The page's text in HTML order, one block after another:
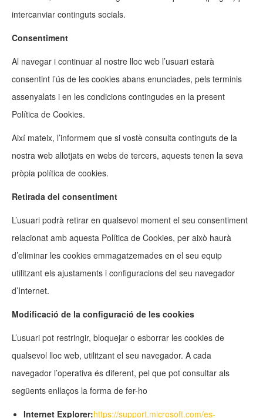
intercanviar continguts socials.
Consentiment
Al navegar i continuar al nostre lloc web l’usuari estarà
consentint l’ús de les cookies abans enunciades, pels terminis
assenyalats i en les condicions contingudes en la present
Política de Cookies.
Així mateix, l’informem que si vostè consulta continguts de la
nostra web allotjats en webs de tercers, aquests tenen la seva
pròpia política de cookies.
Retirada del consentiment
L’usuari podrà retirar en qualsevol moment el seu consentiment
relacionat amb aquesta Política de Cookies, per això haurà
d’eliminar les cookies emmagatzemades en el seu equip
utilitzant els ajustaments i configuracions del seu navegador
d’Internet.
Modificació de la configuració de les cookies
L’usuari pot restringir, bloquejar o esborrar les cookies de
qualsevol lloc web, utilitzant el seu navegador. A cada
navegador l’operativa és diferent, pel que pot consultar als
següents enllaços la forma de fer-ho
Internet Explorer:https://support.microsoft.com/es-